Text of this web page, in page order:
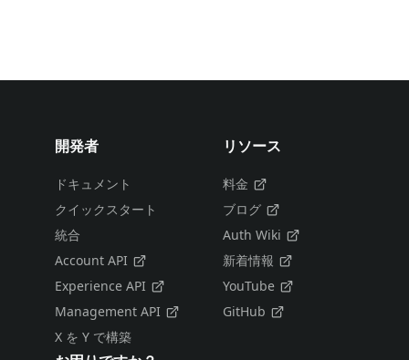
開発者
ドキュメント
クイックスタート
統合
Account API
Experience API
Management API
X を Y で構築
リソース
料金
ブログ
Auth Wiki
新着情報
YouTube
GitHub